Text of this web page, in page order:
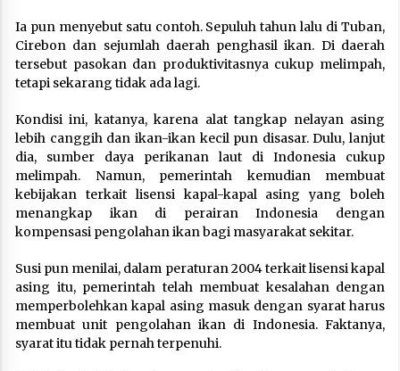
Ia pun menyebut satu contoh. Sepuluh tahun lalu di Tuban,
Cirebon dan sejumlah daerah penghasil ikan. Di daerah
tersebut pasokan dan produktivitasnya cukup melimpah,
tetapi sekarang tidak ada lagi.
Kondisi ini, katanya, karena alat tangkap nelayan asing
lebih canggih dan ikan-ikan kecil pun disasar. Dulu, lanjut
dia, sumber daya perikanan laut di Indonesia cukup
melimpah. Namun, pemerintah kemudian membuat
kebijakan terkait lisensi kapal-kapal asing yang boleh
menangkap ikan di perairan Indonesia dengan
kompensasi pengolahan ikan bagi masyarakat sekitar.
Susi pun menilai, dalam peraturan 2004 terkait lisensi kapal
asing itu, pemerintah telah membuat kesalahan dengan
memperbolehkan kapal asing masuk dengan syarat harus
membuat unit pengolahan ikan di Indonesia. Faktanya,
syarat itu tidak pernah terpenuhi.